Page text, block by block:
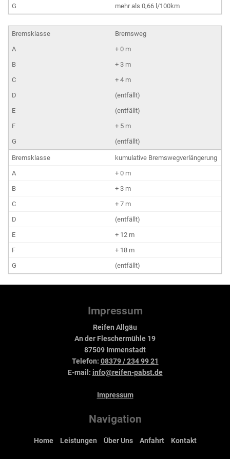
mehr als 0,66 l/100km
Bremsweg
+ 0 m
+ 3 m
+ 4 m
(entfällt)
(entfällt)
+ 5 m
(entfällt)
kumulative Bremswegverlängerung
+ 0 m
+ 3 m
+ 7 m
(entfällt)
+ 12 m
+ 18 m
(entfällt)
Impressum
Reifen Allgäu
An der Fleschermühle 19
87509 Immenstadt
Telefon: 08379 / 234 99 21
E-mail: info@reifen-pabst.de
Impressum
Navigation
Home Leistungen Über Uns Anfahrt Kontakt